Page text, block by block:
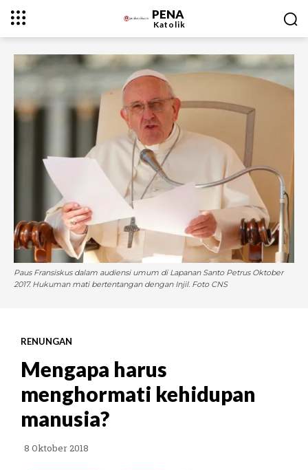
PENA
Katolik
Paus Fransiskus dalam audiensi umum di Lapanan Santo Petrus Oktober
2017. Hukuman mati bertentangan dengan Injil. Foto CNS
RENUNGAN
Mengapa harus
menghormati kehidupan
manusia?
8 Oktober 2018